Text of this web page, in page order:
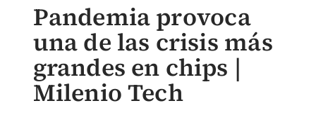
Pandemia provoca
una de las crisis más
grandes en chips |
Milenio Tech